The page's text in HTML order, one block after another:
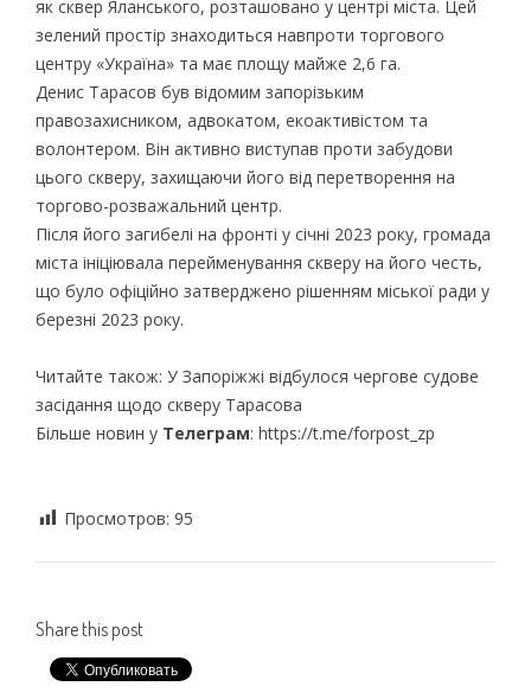
як сквер Яланського, розташовано у центрі міста. Цей
зелений простір знаходиться навпроти торгового
центру «Україна» та має площу майже 2,6 га.
Денис Тарасов був відомим запорізьким
правозахисником, адвокатом, екоактивістом та
волонтером. Він активно виступав проти забудови
цього скверу, захищаючи його від перетворення на
торгово-розважальний центр.
Після його загибелі на фронті у січні 2023 року, громада
міста ініціювала перейменування скверу на його честь,
що було офіційно затверджено рішенням міської ради у
березні 2023 року.
Читайте також: У Запоріжжі відбулося чергове судове
засідання щодо скверу Тарасова
Більше новин у Телеграм: https://t.me/forpost_zp
Просмотров: 95
Share this post